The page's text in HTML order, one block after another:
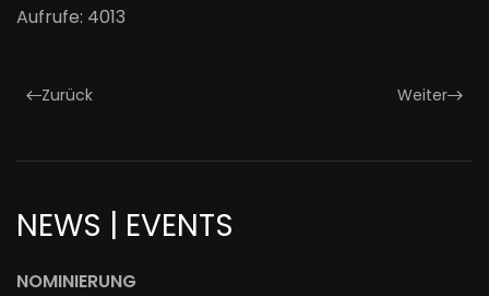
Aufrufe: 4013
Zurück Weiter
NEWS | EVENTS
NOMINIERUNG